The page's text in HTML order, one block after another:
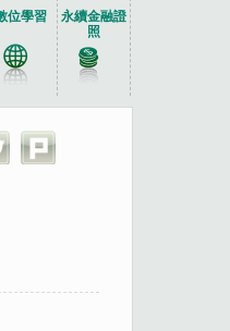
位學習
永續金融證
照